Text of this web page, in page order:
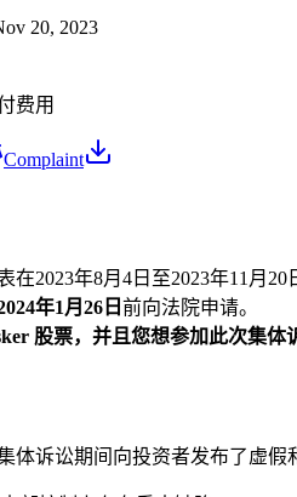
20, 2023
费用
Complaint
在2023年8月4日至2023年11月
年1月26日 前向法院申请。
股票，并且您想参加此次集体
体诉讼期间向投资者发布了虚假